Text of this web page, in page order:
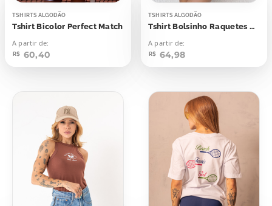
TSHIRTS ALGODÃO
Tshirt Bicolor Perfect Match
A partir de:
R$ 60,40
TSHIRTS ALGODÃO
Tshirt Bolsinho Raquetes Sport League
A partir de:
R$ 64,98